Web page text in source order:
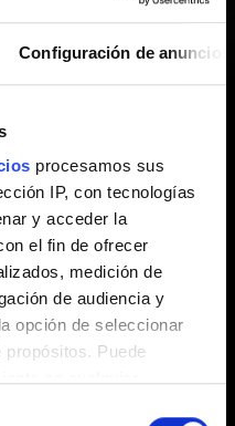
Configuración de anuncios
procesamos sus
IP, con tecnologías
y acceder la
el fin de ofrecer
medición de
de audiencia y
opción de seleccionar
Puede
hace 4 meses
en Cyberpunk
de partidas
por cada tipo:
los espacios para